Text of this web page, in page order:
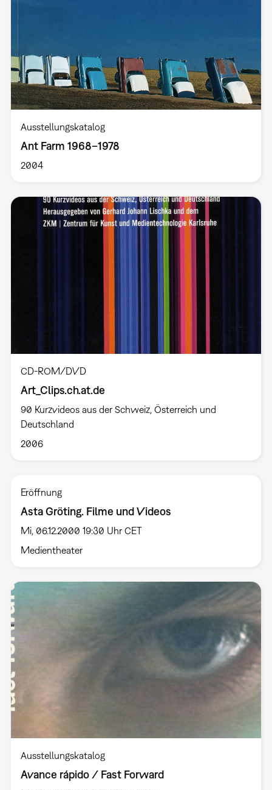
Ausstellungskatalog
Ant Farm 1968–1978
2004
CD-ROM/DVD
Art_Clips.ch.at.de
90 Kurzvideos aus der Schweiz, Österreich und
Deutschland
2006
Eröffnung
Asta Gröting. Filme und Videos
Mi, 06.12.2000 19:30 Uhr CET
Medientheater
Ausstellungskatalog
Avance rápido / Fast Forward